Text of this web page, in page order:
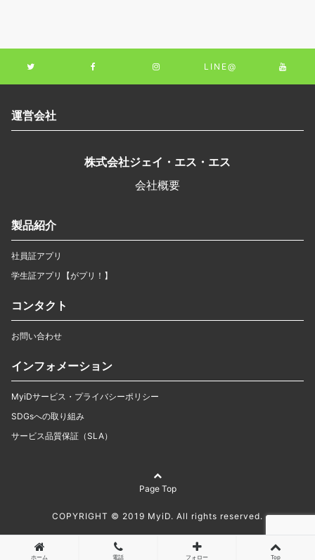
ホーム 電話 フォロー Top
LINE@
運営会社
株式会社ジェイ・エス・エス
会社概要
製品紹介
社員証アプリ
学生証アプリ【がプリ！】
コンタクト
お問い合わせ
インフォメーション
MyiDサービス・プライバシーポリシー
SDGsへの取り組み
サービス品質保証（SLA）
Page Top
COPYRIGHT © 2019 MyiD. All rights reserved.